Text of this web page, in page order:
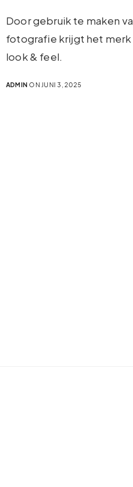
Door gebruik te maken
fotografie krijgt het
look & feel.
ADMIN ON JUNI 3, 2025